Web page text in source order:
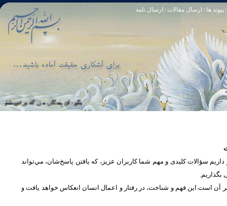
پیوند ها ارسال مقالات ارسال نامه
بگو: اى بندگان من كه بر خويشتنتا [مبادا] كسى بگويد: افسوس بر آنچه در كار خدا كوتاهى كردم! و حقّا كه من از ريشخند كنندگان بودم. سوره زمر 56
سؤالات کلیدی و مهم شما كاربران عزیز، که یافتن پاسخ‌‌شان، مي‌تواند
بگذاریم.
آن است.این فهم و شناخت، در رفتار و اعمال انسان انعكاس خواهد يافت و